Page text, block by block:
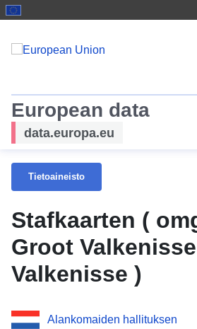
European data
data.europa.eu
Tietoaineisto
Stafkaarten (
Groot
Valkenisse )
Alankomaiden hallituksen